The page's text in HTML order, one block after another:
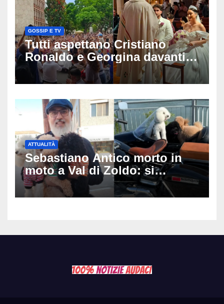
GOSSIP E TV
Tutti aspettano Cristiano
Ronaldo e Georgina davanti
alla cattedrale: ma il
matrimonio era di un’altra
ATTUALITÀ
Sebastiano Antico morto in
moto a Val di Zoldo: si
schianta con il sidecar, salvi i
due cagnolini